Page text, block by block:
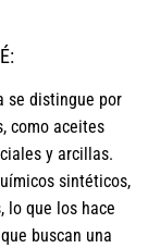
se distingue por
como aceites
y arcillas.
sintéticos,
lo que los hace
buscan una